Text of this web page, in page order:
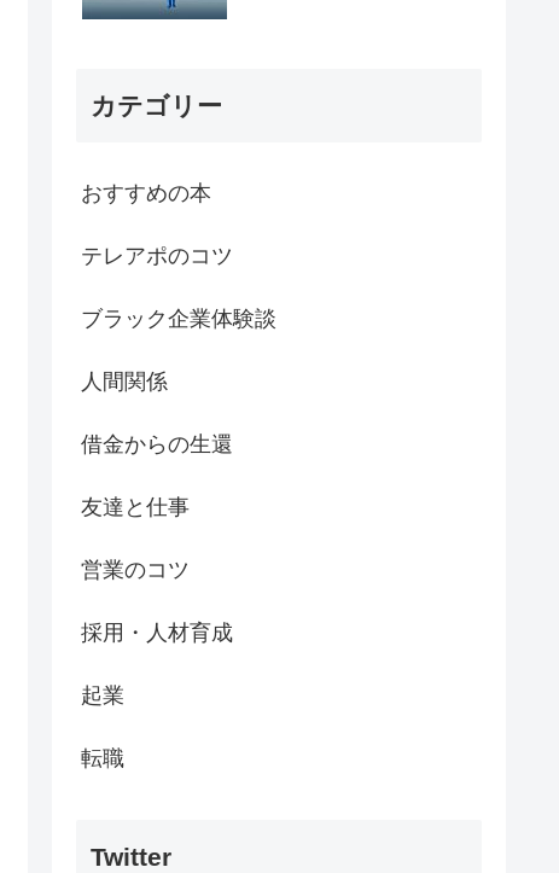
カテゴリー
おすすめの本
テレアポのコツ
ブラック企業体験談
人間関係
借金からの生還
友達と仕事
営業のコツ
採用・人材育成
起業
転職
Twitter